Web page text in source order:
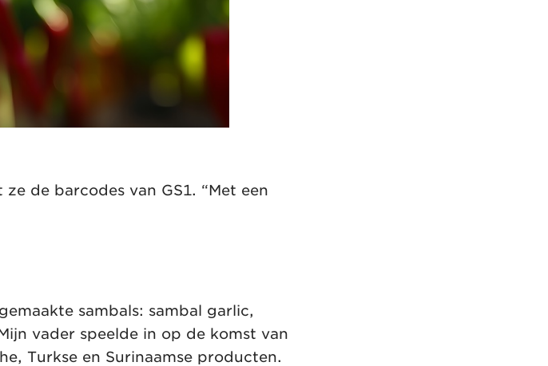
de barcodes van GS1. “Met een
sambals: sambal garlic,
vader speelde in op de komst van
Turkse en Surinaamse producten.